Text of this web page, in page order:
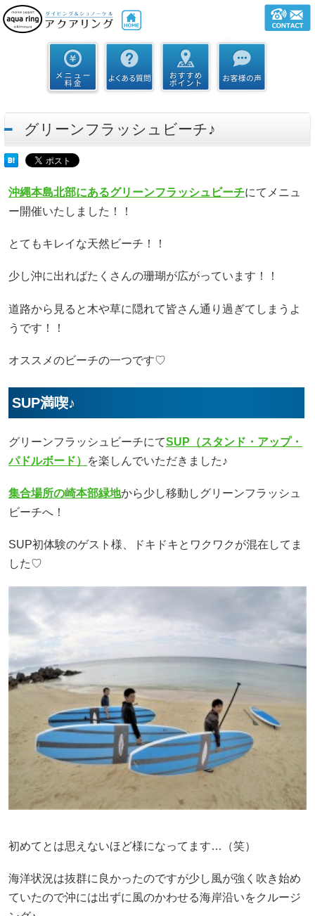
グリーンフラッシュビーチ♪
沖縄本島北部にあるグリーンフラッシュビーチにてメニュ
ー開催いたしました！！
とてもキレイな天然ビーチ！！
少し沖に出ればたくさんの珊瑚が広がっています！！
道路から見ると木や草に隠れて皆さん通り過ぎてしまうよ
うです！！
オススメのビーチの一つです♡
SUP満喫♪
グリーンフラッシュビーチにてSUP（スタンド・アップ・
パドルボード）
を楽しんでいただきました♪
集合場所の崎本部緑地から少し移動しグリーンフラッシュ
ビーチへ！
SUP初体験のゲスト様、ドキドキとワクワクが混在してま
した♡
初めてとは思えないほど様になってます…（笑）
海洋状況は抜群に良かったのですが少し風が強く吹き始め
ていたので沖には出ずに風のかわせる海岸沿いをクルージ